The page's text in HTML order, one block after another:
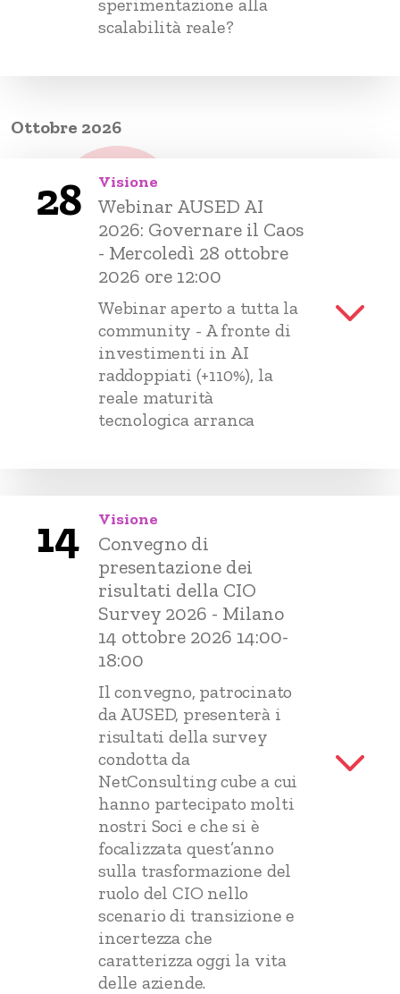
scalabilità reale?
Ottobre 2026
28 Visione
Webinar AUSED AI
2026: Governare il Caos
- Mercoledì 28 ottobre
2026 ore 12:00
Webinar aperto a tutta la
community - A fronte di
investimenti in AI
raddoppiati (+110%), la
reale maturità
tecnologica arranca
14 Visione
Convegno di
presentazione dei
risultati della CIO
Survey 2026 - Milano
14 ottobre 2026 14:00-
18:00
Il convegno, patrocinato
da AUSED, presenterà i
risultati della survey
condotta da
NetConsulting cube a cui
hanno partecipato molti
nostri Soci e che si è
focalizzata quest’anno
sulla trasformazione del
ruolo del CIO nello
scenario di transizione e
incertezza che
caratterizza oggi la vita
delle aziende.